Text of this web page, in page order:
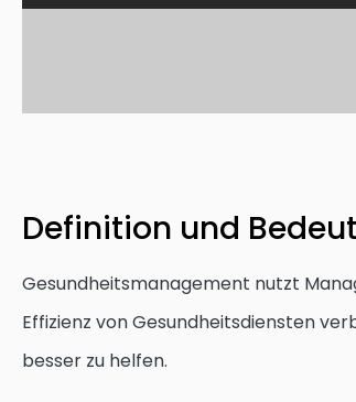
Definition und
Gesundheitsmanagement nutzt
Effizienz von Gesundheitsdiensten
besser zu helfen.